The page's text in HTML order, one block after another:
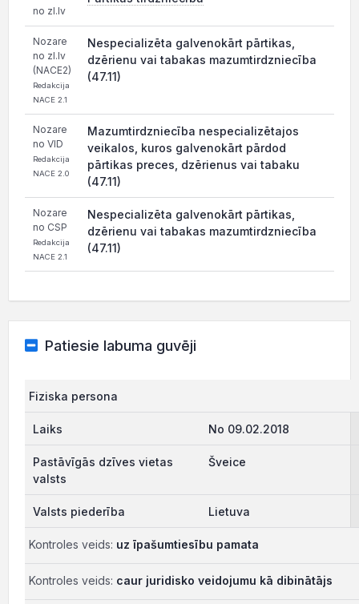
no zl.lv
Nozare
no zl.lv
(NACE2)
Redakcija
NACE 2.1
Nespecializēta galvenokārt pārtikas,
dzērienu vai tabakas mazumtirdzniecība
(47.11)
Nozare
no VID
Redakcija
NACE 2.0
Mazumtirdzniecība nespecializētajos
veikalos, kuros galvenokārt pārdod
pārtikas preces, dzērienus vai tabaku
(47.11)
Nozare
no CSP
Redakcija
NACE 2.1
Nespecializēta galvenokārt pārtikas,
dzērienu vai tabakas mazumtirdzniecība
(47.11)
Patiesie labuma guvēji
Fiziska persona
No 09.02.2018
Šveice
Lietuva
Kontroles veids: uz īpašumtiesību pamata
Kontroles veids: caur juridisko veidojumu kā dibinātājs